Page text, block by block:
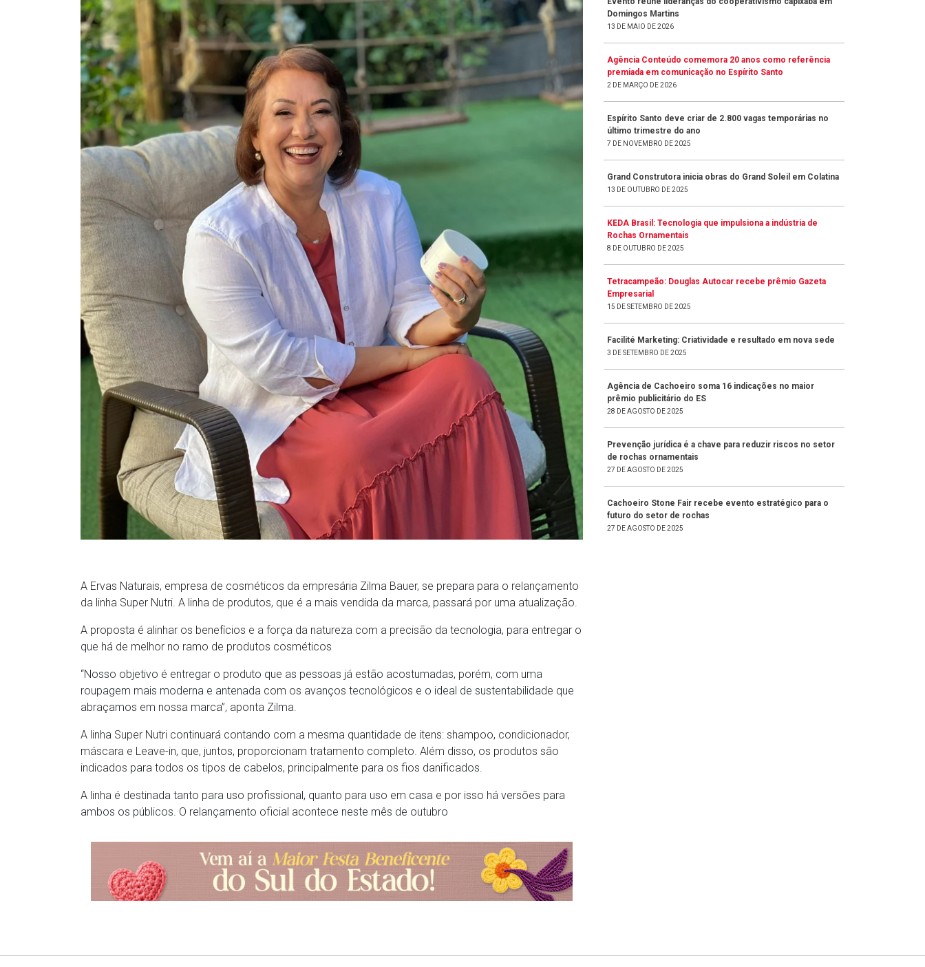
A Ervas Naturais, empresa de cosméticos da empresária Zilma Bauer, se prepara para o relançamento
da linha Super Nutri. A linha de produtos, que é a mais vendida da marca, passará por uma atualização.
A proposta é alinhar os benefícios e a força da natureza com a precisão da tecnologia, para entregar o
que há de melhor no ramo de produtos cosméticos
“Nosso objetivo é entregar o produto que as pessoas já estão acostumadas, porém, com uma
roupagem mais moderna e antenada com os avanços tecnológicos e o ideal de sustentabilidade que
abraçamos em nossa marca”, aponta Zilma.
A linha Super Nutri continuará contando com a mesma quantidade de itens: shampoo, condicionador,
máscara e Leave-in, que, juntos, proporcionam tratamento completo. Além disso, os produtos são
indicados para todos os tipos de cabelos, principalmente para os fios danificados.
A linha é destinada tanto para uso profissional, quanto para uso em casa e por isso há versões para
ambos os públicos. O relançamento oficial acontece neste mês de outubro
Domingos Martins
13 DE MAIO DE 2026
Agência Conteúdo comemora 20 anos como referência
premiada em comunicação no Espírito Santo
2 DE MARÇO DE 2026
Espírito Santo deve criar de 2.800 vagas temporárias no
último trimestre do ano
7 DE NOVEMBRO DE 2025
Grand Construtora inicia obras do Grand Soleil em Colatina
13 DE OUTUBRO DE 2025
KEDA Brasil: Tecnologia que impulsiona a indústria de
Rochas Ornamentais
8 DE OUTUBRO DE 2025
Tetracampeão: Douglas Autocar recebe prêmio Gazeta
Empresarial
15 DE SETEMBRO DE 2025
Facilité Marketing: Criatividade e resultado em nova sede
3 DE SETEMBRO DE 2025
Agência de Cachoeiro soma 16 indicações no maior
prêmio publicitário do ES
28 DE AGOSTO DE 2025
Prevenção jurídica é a chave para reduzir riscos no setor
de rochas ornamentais
27 DE AGOSTO DE 2025
Cachoeiro Stone Fair recebe evento estratégico para o
futuro do setor de rochas
27 DE AGOSTO DE 2025